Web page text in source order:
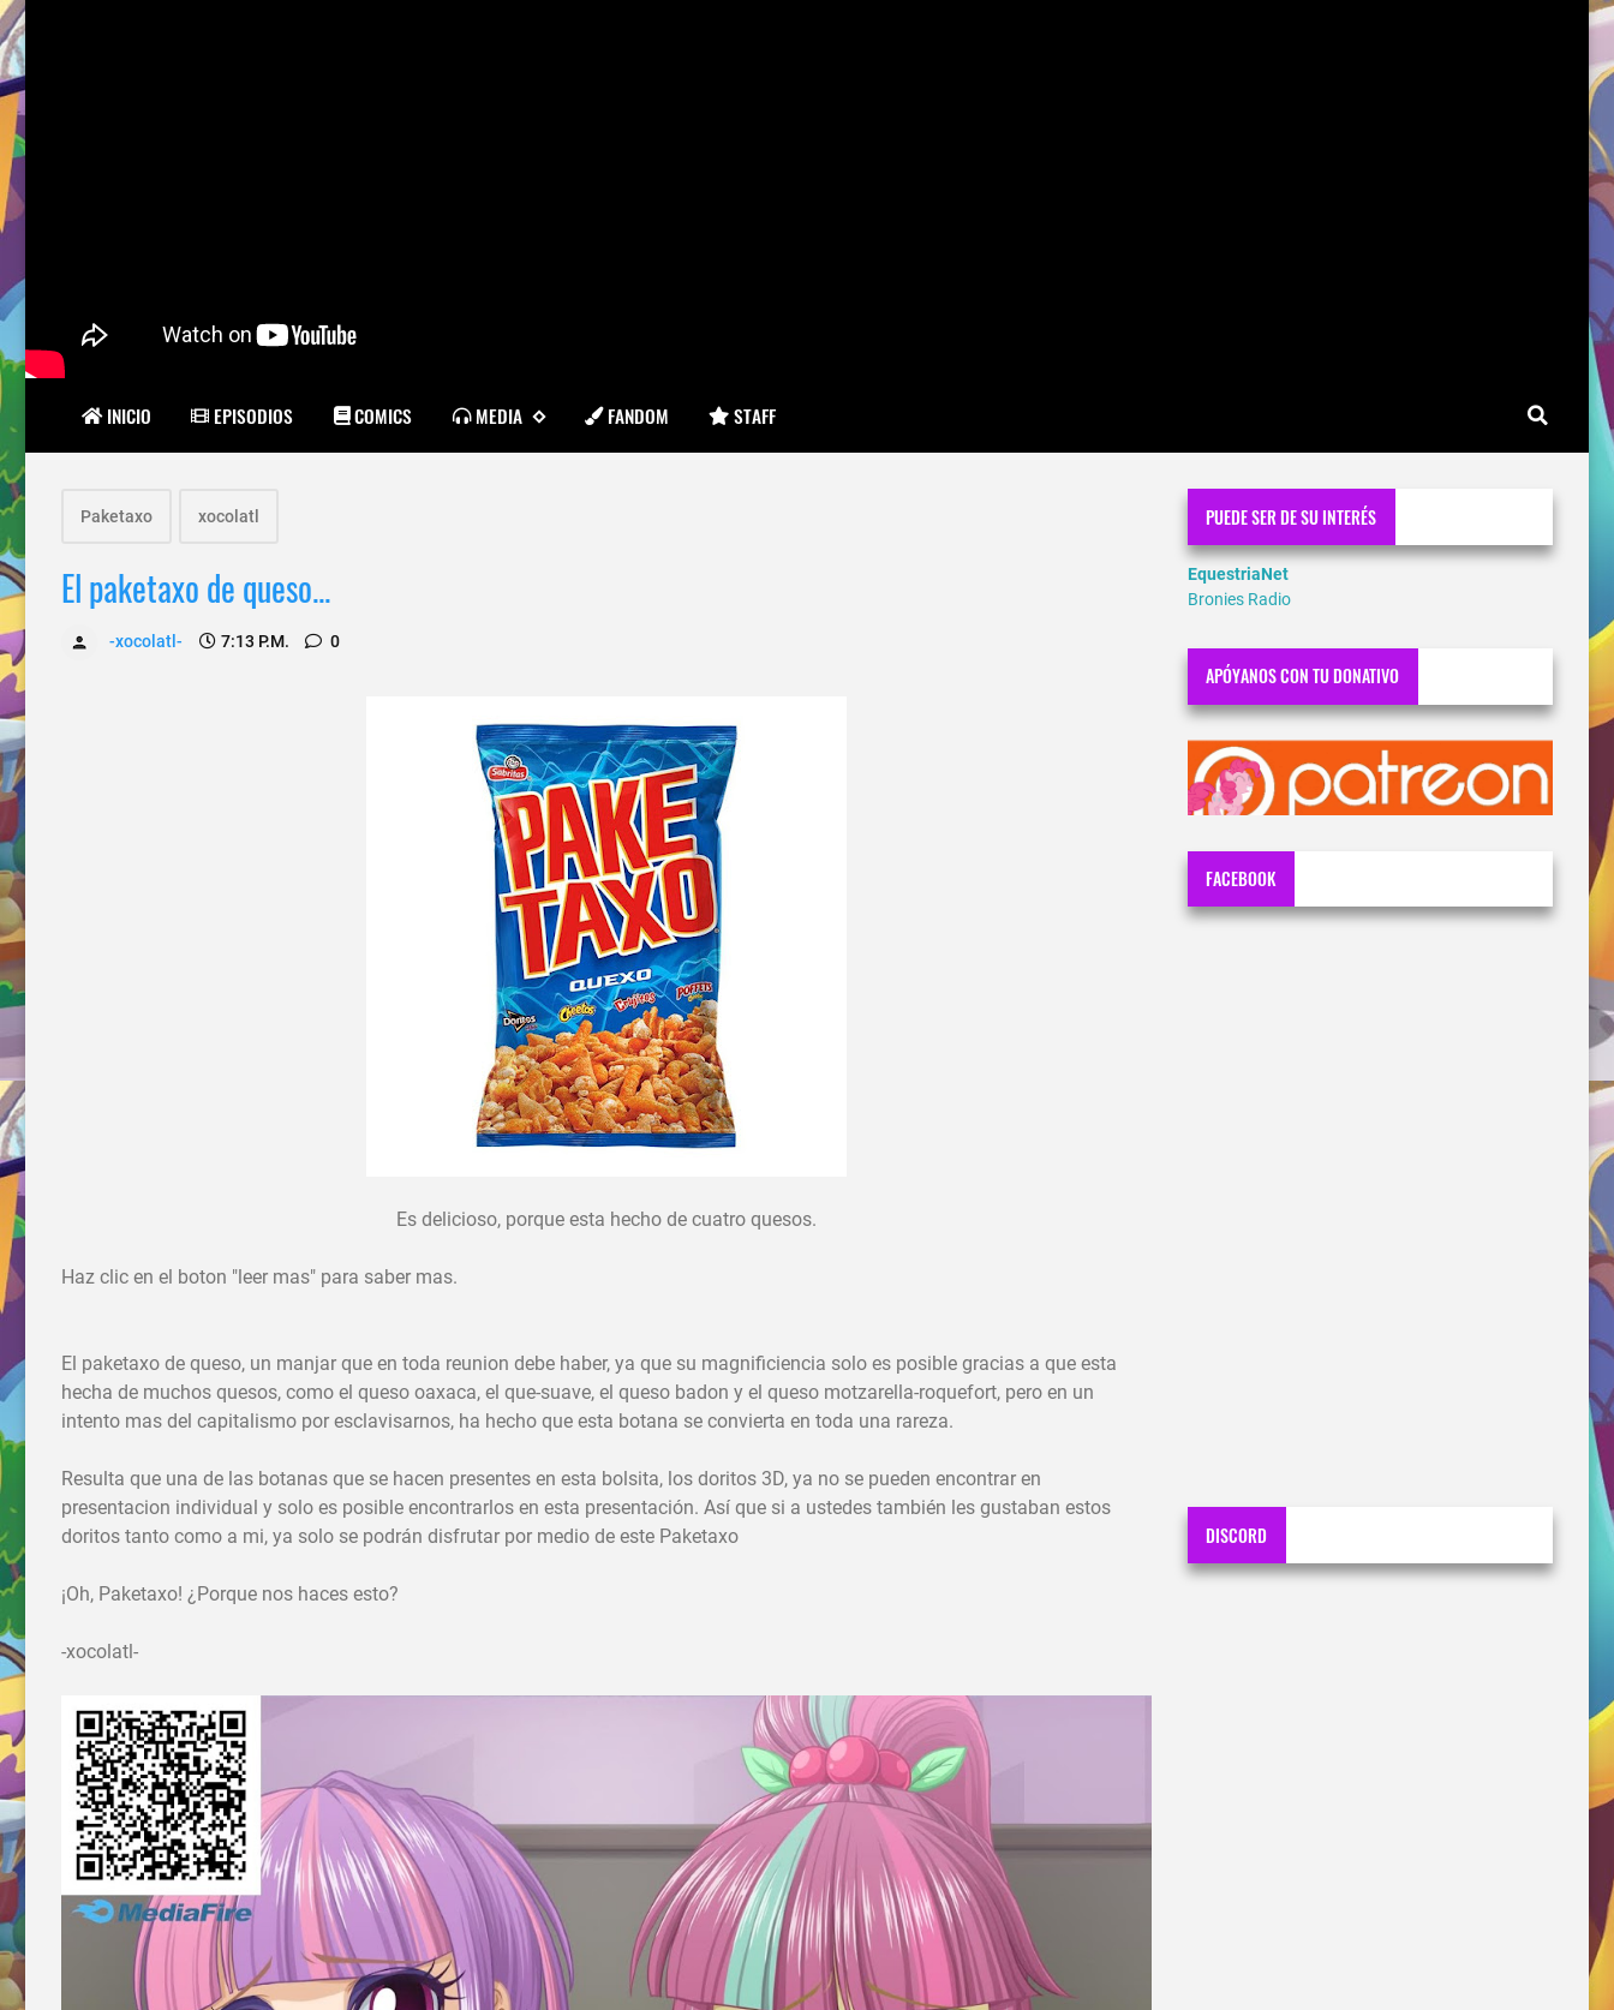
INICIO EPISODIOS COMICS MEDIA FANDOM STAFF
Paketaxo xocolatl
El paketaxo de queso...
-xocolatl- 7:13 P.m. 0
Es delicioso, porque esta hecho de cuatro quesos.
Haz clic en el boton "leer mas" para saber mas.
El paketaxo de queso, un manjar que en toda reunion debe haber, ya que su magnificiencia solo es posible gracias a que esta
hecha de muchos quesos, como el queso oaxaca, el que-suave, el queso badon y el queso motzarella-roquefort, pero en un
intento mas del capitalismo por esclavisarnos, ha hecho que esta botana se convierta en toda una rareza.
Resulta que una de las botanas que se hacen presentes en esta bolsita, los doritos 3D, ya no se pueden encontrar en
presentacion individual y solo es posible encontrarlos en esta presentación. Así que si a ustedes también les gustaban estos
doritos tanto como a mi, ya solo se podrán disfrutar por medio de este Paketaxo
¡Oh, Paketaxo! ¿Porque nos haces esto?
-xocolatl-
PUEDE SER DE SU INTERÉS
EquestriaNet
Bronies Radio
APÓYANOS CON TU DONATIVO
FACEBOOK
DISCORD